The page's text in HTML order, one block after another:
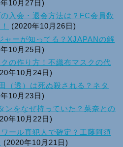
10月27日)
入会・退会方法は？FC会員数
(2020年10月26日)
ャーが知ってる？XJAPANの解
10月25日)
の作り方！不織布マスクの代
年10月24日)
（透）は死ぬ殺される？ネタ
10月23日)
ンをなぜ持っていた？菜奈との
年10月22日)
ール真犯人で確定？工藤阿須
(2020年10月21日)